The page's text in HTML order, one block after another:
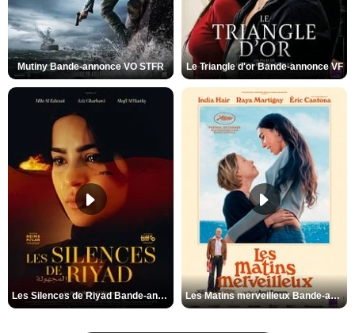
Mutiny Bande-annonce VO STFR Le Triangle d'or Bande-annonce VF
Les Silences de Riyad Bande-annonce VO STFR Les Matins merveilleux Bande-annonce VF